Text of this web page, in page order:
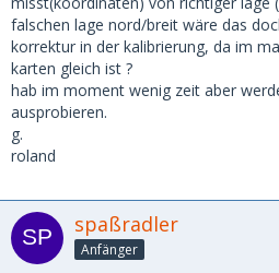
falschen lage nord/breit wäre das
korrektur in der kalibrierung, da im
karten gleich ist ?
hab im moment wenig zeit aber
ausprobieren.
g.
roland
spaßradler
Anfänger